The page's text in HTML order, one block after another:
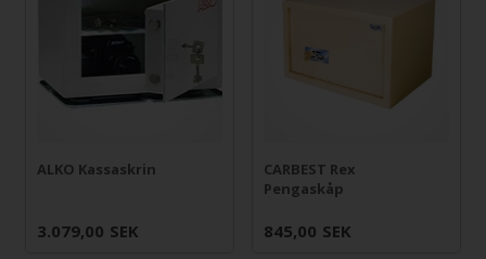
ALKO Kassaskrin
3.079,00 SEK
CARBEST Rex
Pengaskåp
845,00 SEK